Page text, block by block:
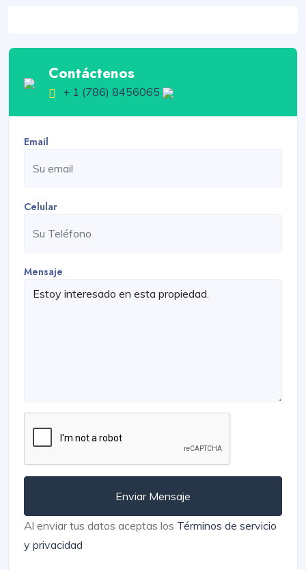
Contáctenos
+ 1 (786) 8456065
Email
Celular
Mensaje
Enviar Mensaje
Al enviar tus datos aceptas los Términos de servicio
y privacidad